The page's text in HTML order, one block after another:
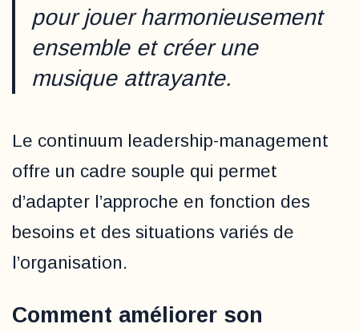
pour jouer harmonieusement
ensemble et créer une
musique attrayante.
Le continuum leadership-management
offre un cadre souple qui permet
d’adapter l’approche en fonction des
besoins et des situations variés de
l’organisation.
Comment améliorer son